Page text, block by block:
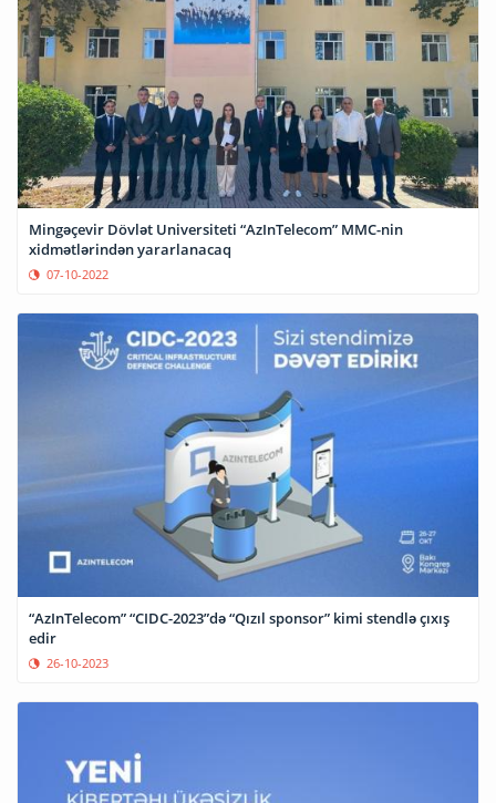
Mingəçevir Dövlət Universiteti “AzInTelecom” MMC-nin
xidmətlərindən yararlanacaq
07-10-2022
“AzInTelecom” “CIDC-2023”də “Qızıl sponsor” kimi stendlə çıxış
edir
26-10-2023